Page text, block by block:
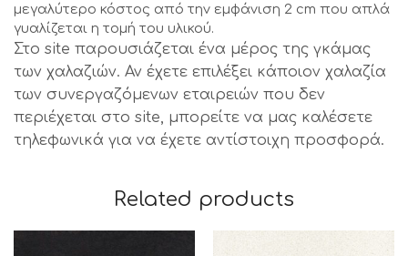
μεγαλύτερο κόστος από την εμφάνιση 2 cm που απλά
γυαλίζεται η τομή του υλικού.
Στο site παρουσιάζεται ένα μέρος της γκάμας
των χαλαζιών. Αν έχετε επιλέξει κάποιον χαλαζία
των συνεργαζόμενων εταιρειών που δεν
περιέχεται στο site, μπορείτε να μας καλέσετε
τηλεφωνικά για να έχετε αντίστοιχη προσφορά.
Related products